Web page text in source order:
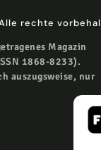
rechte
Magazin
1868-8233).
auszugsweise, nur